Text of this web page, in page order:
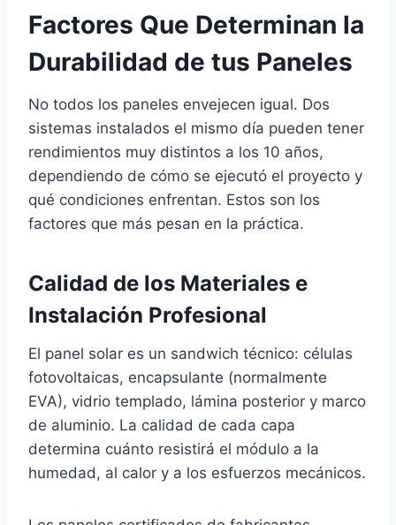
Factores Que Determinan la
Durabilidad de tus Paneles
No todos los paneles envejecen igual. Dos
sistemas instalados el mismo día pueden tener
rendimientos muy distintos a los 10 años,
dependiendo de cómo se ejecutó el proyecto y
qué condiciones enfrentan. Estos son los
factores que más pesan en la práctica.
Calidad de los Materiales e
Instalación Profesional
El panel solar es un sandwich técnico: células
fotovoltaicas, encapsulante (normalmente
EVA), vidrio templado, lámina posterior y marco
de aluminio. La calidad de cada capa
determina cuánto resistirá el módulo a la
humedad, al calor y a los esfuerzos mecánicos.